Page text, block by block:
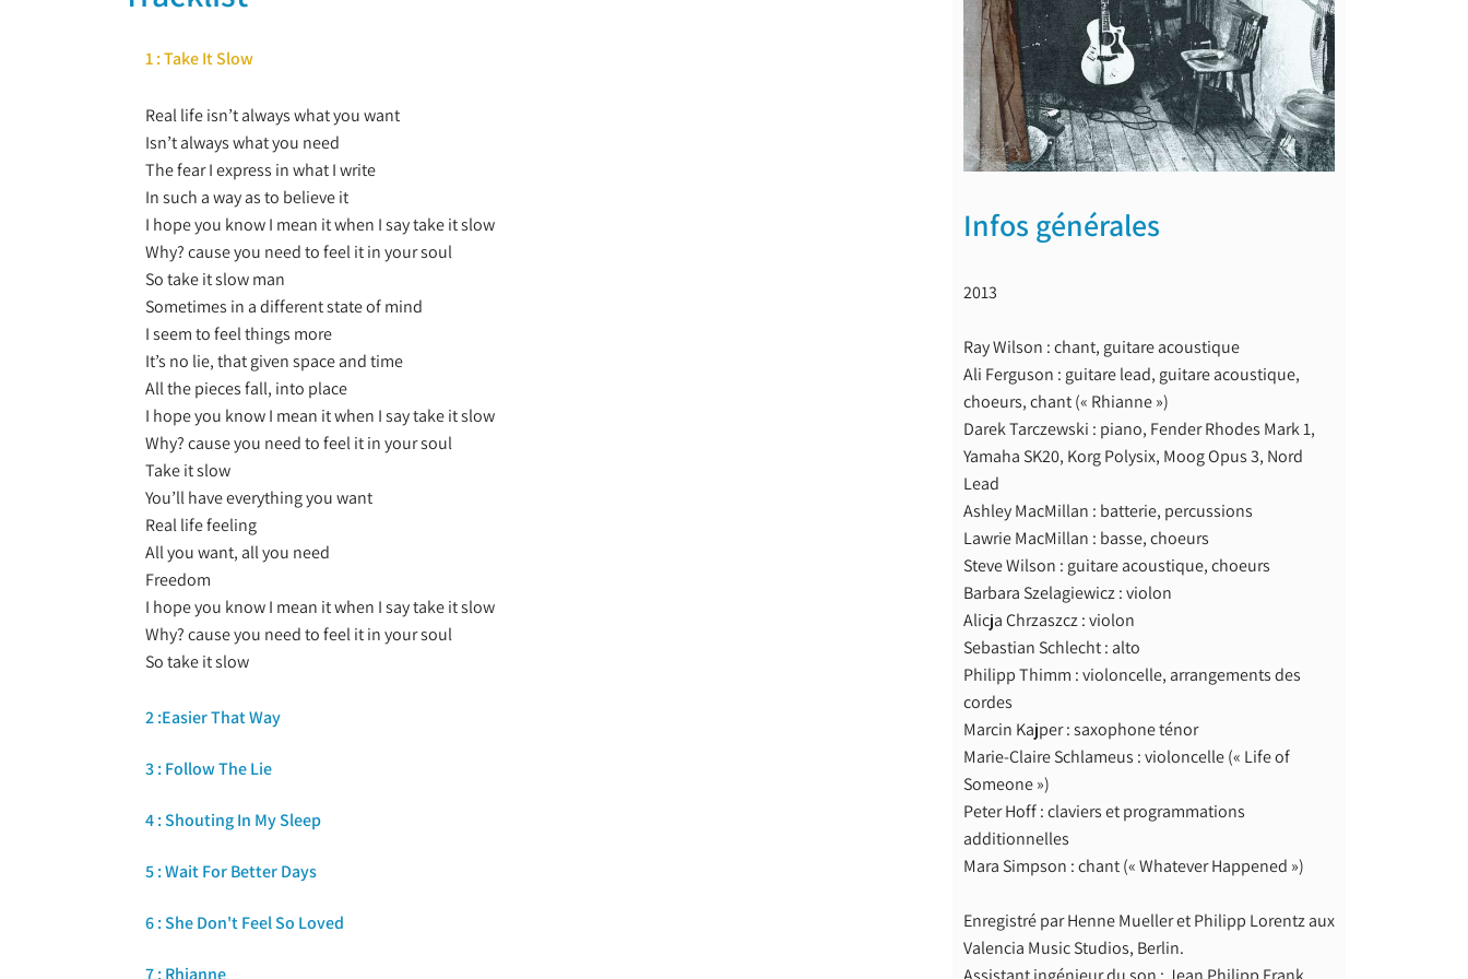
1 : Take It Slow
Real life isn’t always what you want
Isn’t always what you need
The fear I express in what I write
In such a way as to believe it
I hope you know I mean it when I say take it slow
Why? cause you need to feel it in your soul
So take it slow man
Sometimes in a different state of mind
I seem to feel things more
It’s no lie, that given space and time
All the pieces fall, into place
I hope you know I mean it when I say take it slow
Why? cause you need to feel it in your soul
Take it slow
You’ll have everything you want
Real life feeling
All you want, all you need
Freedom
I hope you know I mean it when I say take it slow
Why? cause you need to feel it in your soul
So take it slow
2 :Easier That Way
3 : Follow The Lie
4 : Shouting In My Sleep
5 : Wait For Better Days
6 : She Don't Feel So Loved
7 : Rhianne
Infos générales
2013
Ray Wilson : chant, guitare acoustique
Ali Ferguson : guitare lead, guitare acoustique,
choeurs, chant (« Rhianne »)
Darek Tarczewski : piano, Fender Rhodes Mark 1,
Yamaha SK20, Korg Polysix, Moog Opus 3, Nord
Lead
Ashley MacMillan : batterie, percussions
Lawrie MacMillan : basse, choeurs
Steve Wilson : guitare acoustique, choeurs
Barbara Szelagiewicz : violon
Alicja Chrzaszcz : violon
Sebastian Schlecht : alto
Philipp Thimm : violoncelle, arrangements des
cordes
Marcin Kajper : saxophone ténor
Marie-Claire Schlameus : violoncelle (« Life of
Someone »)
Peter Hoff : claviers et programmations
additionnelles
Mara Simpson : chant (« Whatever Happened »)
Enregistré par Henne Mueller et Philipp Lorentz aux
Valencia Music Studios, Berlin.